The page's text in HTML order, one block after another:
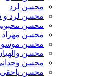
محسن لرد
محسن لرد و
محسن
محسن مهراد
محسن
محسن
محسن
محسن یاحقی